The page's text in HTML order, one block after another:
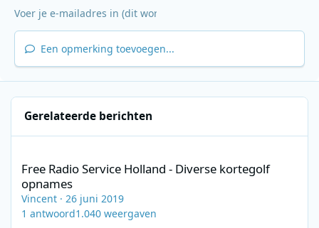
Een opmerking toevoegen...
Gerelateerde berichten
Free Radio Service Holland - Diverse kortegolf
opnames
Vincent · 26 juni 2019
1 antwoord1.040 weergaven